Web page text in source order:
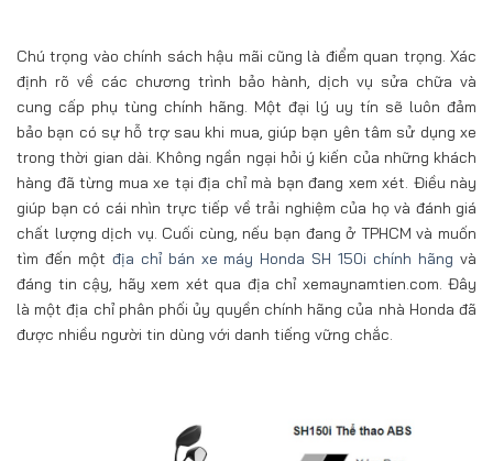
Chú trọng vào chính sách hậu mãi cũng là điểm quan trọng. Xác
định rõ về các chương trình bảo hành, dịch vụ sửa chữa và
cung cấp phụ tùng chính hãng. Một đại lý uy tín sẽ luôn đảm
bảo bạn có sự hỗ trợ sau khi mua, giúp bạn yên tâm sử dụng xe
trong thời gian dài. Không ngần ngại hỏi ý kiến của những khách
hàng đã từng mua xe tại địa chỉ mà bạn đang xem xét. Điều này
giúp bạn có cái nhìn trực tiếp về trải nghiệm của họ và đánh giá
chất lượng dịch vụ. Cuối cùng, nếu bạn đang ở TPHCM và muốn
tìm đến một địa chỉ bán xe máy Honda SH 150i chính hãng và
đáng tin cậy, hãy xem xét qua địa chỉ xemaynamtien.com. Đây
là một địa chỉ phân phối ủy quyền chính hãng của nhà Honda đã
được nhiều người tin dùng với danh tiếng vững chắc.